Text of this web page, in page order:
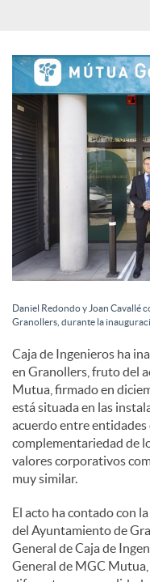
l
e
s
Daniel Redondo y Joan Cavallé
Granollers, durante la
Caja de Ingenieros ha
en Granollers, fruto del
Mutua, firmado en
está situada en las
acuerdo entre entidades
complementariedad de
valores corporativos
muy similar.
El acto ha contado con
del Ayuntamiento de
General de Caja de
General de MGC